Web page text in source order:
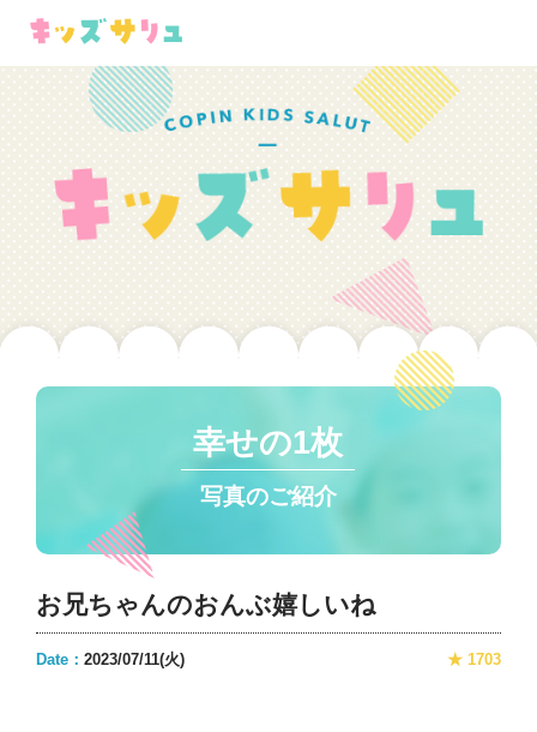
幸せの1枚
写真のご紹介
お兄ちゃんのおんぶ嬉しいね
Date：2023/07/11(火) ★ 1703